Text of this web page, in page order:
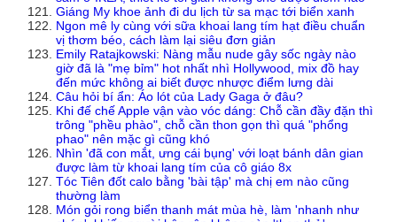
Giáng My khoe ảnh đi du lịch từ sa mạc tới biển xanh
Ngon mê ly cùng với sữa khoai lang tím hạt điều chuẩn
vị thơm béo, cách làm lại siêu đơn giản
Emily Ratajkowski: Nàng mẫu nude gây sốc ngày nào
giờ đã là "mẹ bỉm" hot nhất nhì Hollywood, mix đồ hay
đến mức không ai biết được nhược điểm lưng dài
Câu hỏi bí ẩn: Áo lót của Lady Gaga ở đâu?
Khi đế chế Apple vận vào vóc dáng: Chỗ cần đầy đặn thì
trông "phều phào", chỗ cần thon gọn thì quá "phổng
phao" nên mặc gì cũng khó
Nhìn 'đã con mắt, ưng cái bụng' với loạt bánh dân gian
được làm từ khoai lang tím của cô giáo 8x
Tóc Tiên đốt calo bằng 'bài tập' mà chị em nào cũng
thường làm
Món gỏi rong biển thanh mát mùa hè, làm 'nhanh như